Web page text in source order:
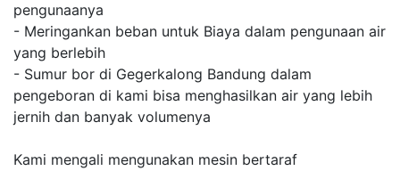
pengunaanya
- Meringankan beban untuk Biaya dalam pengunaan air
yang berlebih
- Sumur bor di Gegerkalong Bandung dalam
pengeboran di kami bisa menghasilkan air yang lebih
jernih dan banyak volumenya
Kami mengali mengunakan mesin bertaraf